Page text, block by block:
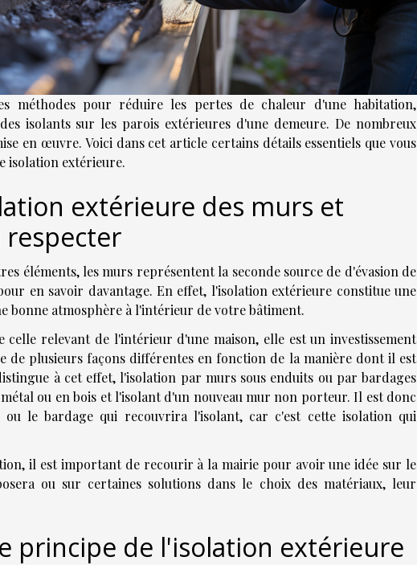
méthodes pour réduire les pertes de chaleur d'une habitation,
isolants sur les parois extérieures d'une demeure. De nombreux
en œuvre. Voici dans cet article certains détails essentiels que vous
isolation extérieure.
extérieure des murs et
respecter
éléments, les murs représentent la seconde source de d'évasion de
en savoir davantage. En effet, l'isolation extérieure constitue une
bonne atmosphère à l'intérieur de votre bâtiment.
celle relevant de l'intérieur d'une maison, elle est un investissement
de plusieurs façons différentes en fonction de la manière dont il est
à cet effet, l'isolation par murs sous enduits ou par bardages
ou en bois et l'isolant d'un nouveau mur non porteur. Il est donc
le bardage qui recouvrira l'isolant, car c'est cette isolation qui
il est important de recourir à la mairie pour avoir une idée sur le
ou sur certaines solutions dans le choix des matériaux, leur
principe de l'isolation extérieure